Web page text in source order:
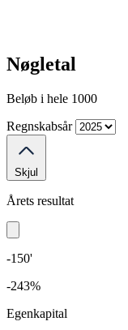
Nøgletal
Beløb i hele 1000
Regnskabsår
Skjul
Årets resultat
-150'
-243%
Egenkapital